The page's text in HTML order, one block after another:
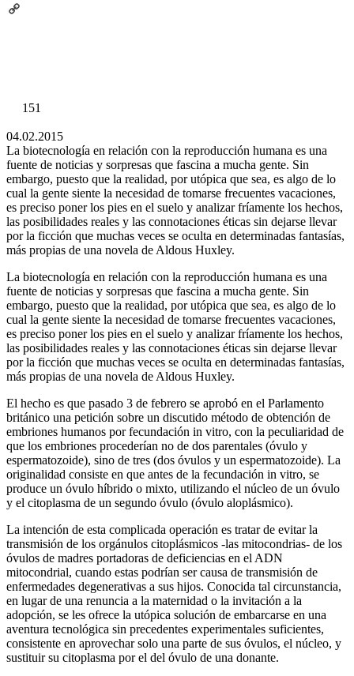
Email
151
04.02.2015
La biotecnología en relación con la reproducción humana es una
fuente de noticias y sorpresas que fascina a mucha gente. Sin
embargo, puesto que la realidad, por utópica que sea, es algo de lo
cual la gente siente la necesidad de tomarse frecuentes vacaciones,
es preciso poner los pies en el suelo y analizar fríamente los hechos,
las posibilidades reales y las connotaciones éticas sin dejarse llevar
por la ficción que muchas veces se oculta en determinadas fantasías,
más propias de una novela de Aldous Huxley.
La biotecnología en relación con la reproducción humana es una
fuente de noticias y sorpresas que fascina a mucha gente. Sin
embargo, puesto que la realidad, por utópica que sea, es algo de lo
cual la gente siente la necesidad de tomarse frecuentes vacaciones,
es preciso poner los pies en el suelo y analizar fríamente los hechos,
las posibilidades reales y las connotaciones éticas sin dejarse llevar
por la ficción que muchas veces se oculta en determinadas fantasías,
más propias de una novela de Aldous Huxley.
El hecho es que pasado 3 de febrero se aprobó en el Parlamento
británico una petición sobre un discutido método de obtención de
embriones humanos por fecundación in vitro, con la peculiaridad de
que los embriones procederían no de dos parentales (óvulo y
espermatozoide), sino de tres (dos óvulos y un espermatozoide). La
originalidad consiste en que antes de la fecundación in vitro, se
produce un óvulo híbrido o mixto, utilizando el núcleo de un óvulo
y el citoplasma de un segundo óvulo (óvulo aloplásmico).
La intención de esta complicada operación es tratar de evitar la
transmisión de los orgánulos citoplásmicos -las mitocondrias- de los
óvulos de madres portadoras de deficiencias en el ADN
mitocondrial, cuando estas podrían ser causa de transmisión de
enfermedades degenerativas a sus hijos. Conocida tal circunstancia,
en lugar de una renuncia a la maternidad o la invitación a la
adopción, se les ofrece la utópica solución de embarcarse en una
aventura tecnológica sin precedentes experimentales suficientes,
consistente en aprovechar solo una parte de sus óvulos, el núcleo, y
sustituir su citoplasma por el del óvulo de una donante.